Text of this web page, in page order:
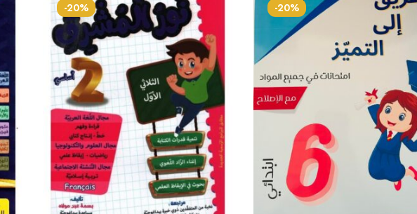
-20% -20%